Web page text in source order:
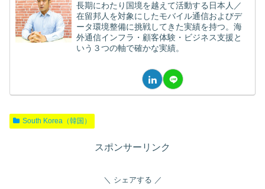
長期にわたり国境を越えて活動する日本人／
在留邦人を対象にしたモバイル通信およびデ
ータ環境整備に挑戦してきた実績を持つ。海
外通信インフラ・顧客体験・ビジネス支援と
いう３つの軸で確かな実績。
South Korea（韓国）
スポンサーリンク
シェアする